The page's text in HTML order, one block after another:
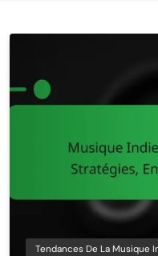
Tendances De La Musique